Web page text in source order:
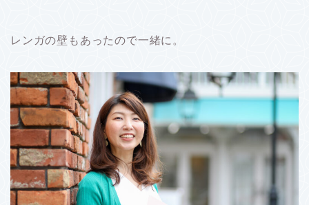
レンガの壁もあったので一緒に。